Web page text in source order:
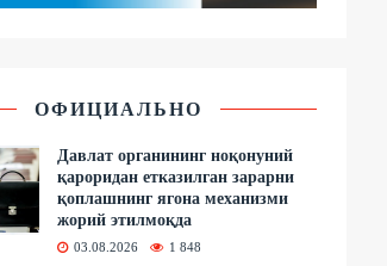
ОФИЦИАЛЬНО
Давлат органининг ноқонуний
қароридан етказилган зарарни
қоплашнинг ягона механизми
жорий этилмоқда
03.08.2026 1 848